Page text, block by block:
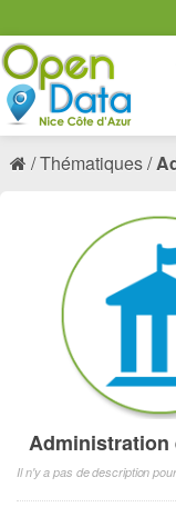
Thématiques
Administration
Il n'y a pas de description